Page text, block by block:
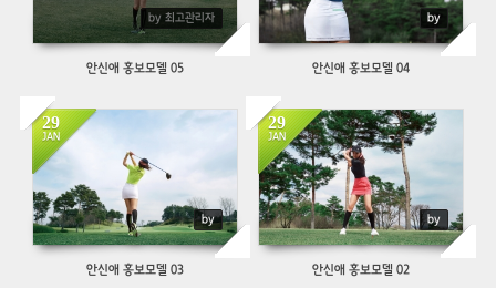
by 최고관리자
안신애 홍보모델 05
by
안신애 홍보모델 04
29
JAN
by
637
안신애 홍보모델 03
29
JAN
by
783
안신애 홍보모델 02